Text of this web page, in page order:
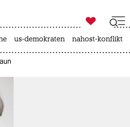
zahl ich
ich

taz zahl ich
us-demokraten nahost-konflikt